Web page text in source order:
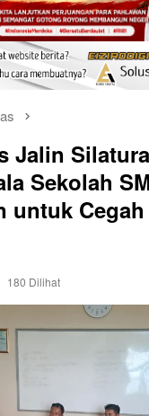
Jalin
Sekolah
untuk Cegah
180 Dilihat